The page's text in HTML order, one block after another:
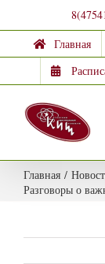
to
content
Главная
Главная /
Разговоры о